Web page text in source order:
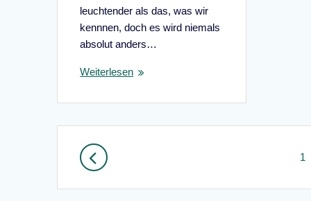
leuchtender als das, was wir
kennnen, doch es wird niemals
absolut anders…
Weiterlesen
Beitragsnavigation 1